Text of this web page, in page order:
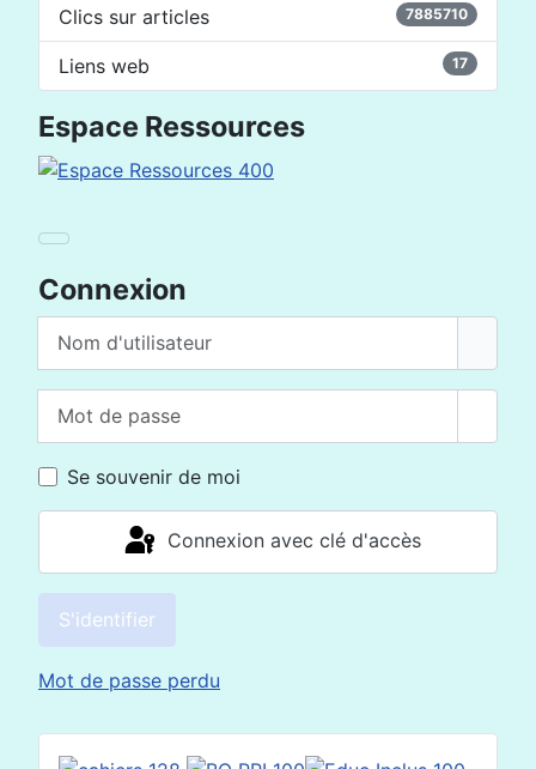
Espace Ressources
Connexion
Se souvenir de moi
Connexion avec clé d'accès
S'identifier
Mot de passe perdu
Clics sur articles 7885710
Liens web 17